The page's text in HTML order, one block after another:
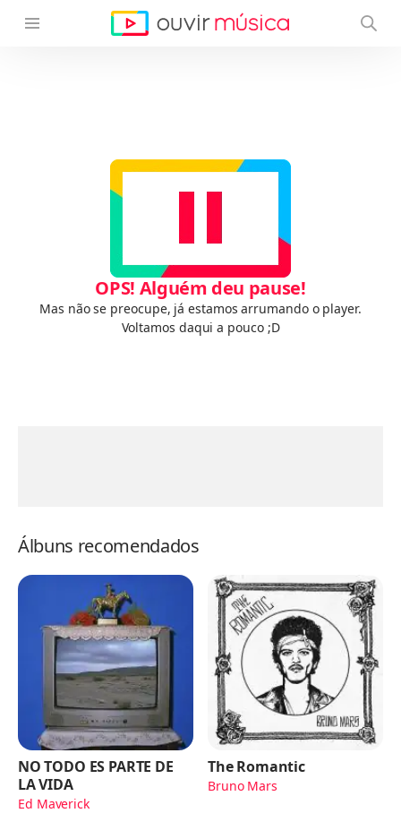
OPS! Alguém deu pause!
Mas não se preocupe, já estamos arrumando o player.
Voltamos daqui a pouco ;D
Álbuns recomendados
NO TODO ES PARTE DE
LA VIDA
Ed Maverick
The Romantic
Bruno Mars